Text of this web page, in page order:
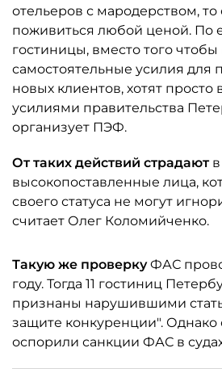
отельеров с мародерством, то
поживиться любой ценой. По
гостиницы, вместо того
самостоятельные усилия для
новых клиентов, хотят просто
усилиями правительства
организует ПЭФ.
От таких действий страдают
высокопоставленные лица,
своего статуса не могут
считает Олег Коломийченко.
Такую же проверкуФАС
году. Тогда 11 гостиниц
признаны нарушившими
защите конкуренции".
оспорили санкции ФАС в